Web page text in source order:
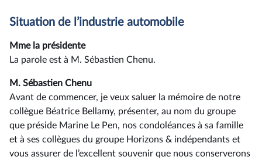
Situation de l’industrie automobile
Mme la présidente
La parole est à M. Sébastien Chenu.
M. Sébastien Chenu
Avant de commencer, je veux saluer la mémoire de notre
collègue Béatrice Bellamy, présenter, au nom du groupe
que préside Marine Le Pen, nos condoléances à sa famille
et à ses collègues du groupe Horizons & indépendants et
vous assurer de l’excellent souvenir que nous conserverons